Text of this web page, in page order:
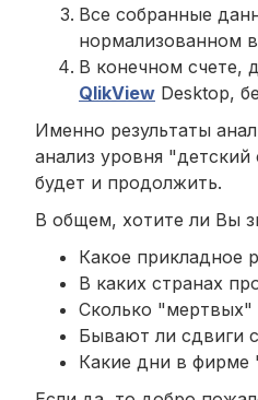
Все собранные
нормализованном
В конечном счете,
QlikView Desktop,
Именно результаты
анализ уровня
будет и продолжить.
В общем, хотите ли Вы
Какое прикладное
В каких странах
Сколько "мертвых"
Бывают ли сдвиги
Какие дни в фирме